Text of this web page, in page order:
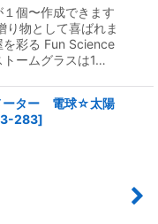
個〜作成できます
り物として喜ばれま
彩る Fun Science
ームグラスは1…
ーター 電球☆太陽
283]